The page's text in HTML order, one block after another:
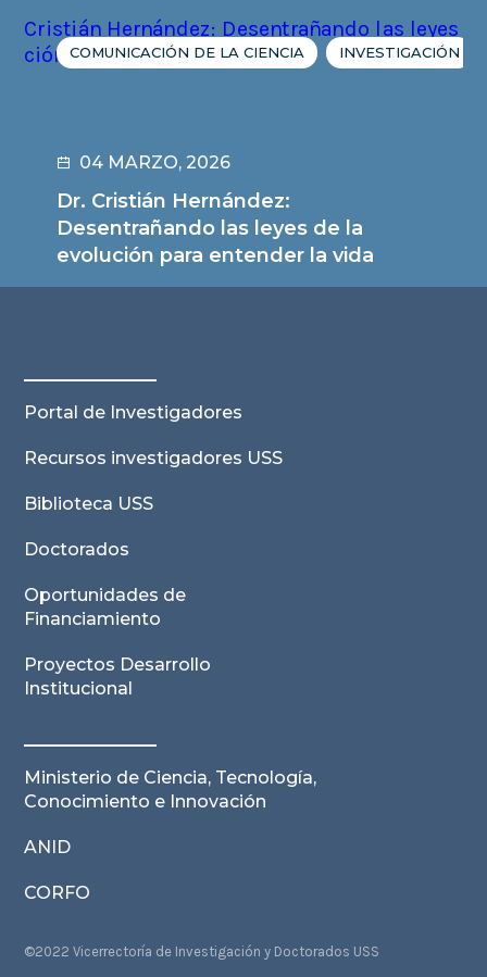
COMUNICACIÓN DE LA CIENCIA INVESTIGACIÓN
04 MARZO, 2026
Dr. Cristián Hernández:
Desentrañando las leyes de la
evolución para entender la vida
Portal de Investigadores
Recursos investigadores USS
Biblioteca USS
Doctorados
Oportunidades de
Financiamiento
Proyectos Desarrollo
Institucional
Ministerio de Ciencia, Tecnología,
Conocimiento e Innovación
ANID
CORFO
©2022 Vicerrectoría de Investigación y Doctorados USS